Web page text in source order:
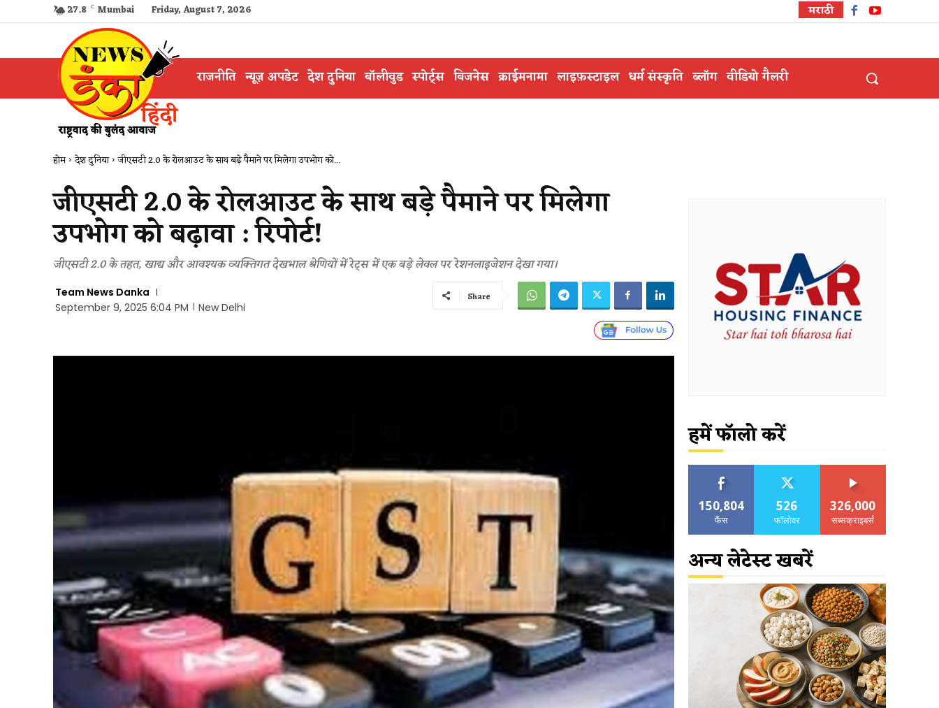
27.8 C Mumbai Friday, August 7, 2026 मराठी
राजनीति न्यूज़ अपडेट देश दुनिया बॉलीवुड स्पोर्ट्स बिजनेस क्राईमनामा लाइफ़स्टाइल धर्म संस्कृति ब्लॉग वीडियो गैलरी
होम देश दुनिया जीएसटी 2.0 के रोलआउट के साथ बड़े पैमाने पर मिलेगा उपभोग को...
जीएसटी 2.0 के रोलआउट के साथ बड़े पैमाने पर मिलेगा
उपभोग को बढ़ावा : रिपोर्ट!
जीएसटी 2.0 के तहत, खाद्य और आवश्यक व्यक्तिगत देखभाल श्रेणियों में रेट्स में एक बड़े लेवल पर रेशनलाइजेशन देखा गया।
Team News Danka
September 9, 2025 6:04 PM
New Delhi
Share
हमें फॉलो करें
150,804
फैंस
526
फॉलोवर
326,000
सब्सक्राइबर्स
अन्य लेटेस्ट खबरें